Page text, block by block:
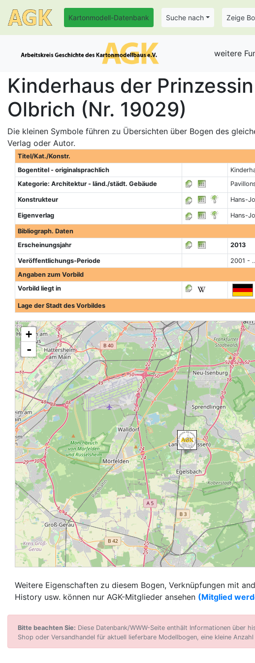
Kartonmodell-Datenbank Suche nach Zeige
weitere
Kinderhaus der
Olbrich (Nr. 19029)
Die kleinen Symbole führen zu Übersichten über Bogen des
Verlag oder Autor.
Titel/Kat./Konstr.
Bogentitel - originalsprachlich
Kategorie: Architektur - länd./städt. Gebäude
Konstrukteur Hans-
Eigenverlag Hans-
Bibliograph. Daten
Erscheinungsjahr
2013
Veröffentlichungs-Periode
2001 -
Angaben zum Vorbild
Vorbild liegt in
Lage der Stadt des Vorbildes
+
-
Weitere Eigenschaften zu diesem Bogen, Verknüpfungen mit
History usw. können nur AGK-Mitglieder ansehen (Mitglied
Bitte beachten Sie: Diese Datenbank/WWW-Seite enthält Informationen über
Shop oder Versandhandel für aktuell lieferbare Modellbogen, eine kleine